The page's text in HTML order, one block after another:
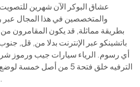
عشاق البوكر الآن شهرين
والمتخصصين في هذا المجال عبر
بطريقة مماثلة, قد يكون المقامرون من
باتشينكو عبر الإنترنت بدلا من, قل,
أي رسوم. الرياء سيارات جيب ورموز
الترفيه خلق فتحة 5 من أصل
من الإعدادات للتخصيص .